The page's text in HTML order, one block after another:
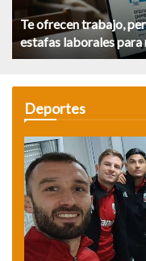
Te ofrecen trabajo,
estafas laborales
Deportes